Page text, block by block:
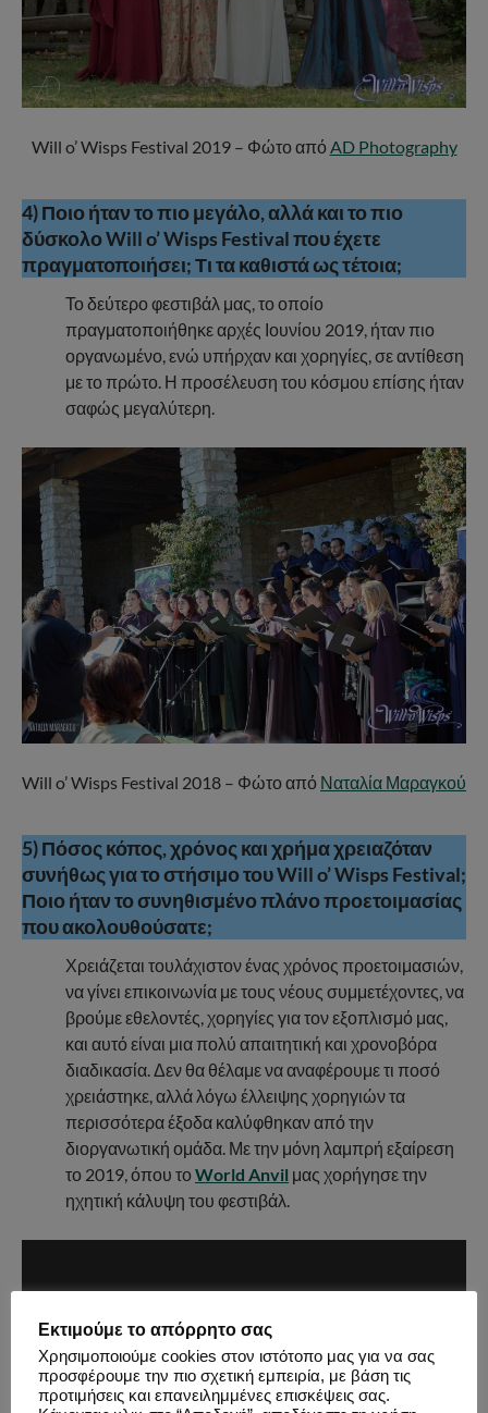
Will o’ Wisps Festival 2019 – Φώτο από AD Photography
4) Ποιο ήταν το πιο μεγάλο, αλλά και το πιο
δύσκολο Will o’ Wisps Festival που έχετε
πραγματοποιήσει; Τι τα καθιστά ως τέτοια;
Το δεύτερο φεστιβάλ μας, το οποίο
πραγματοποιήθηκε αρχές Ιουνίου 2019, ήταν πιο
οργανωμένο, ενώ υπήρχαν και χορηγίες, σε αντίθεση
με το πρώτο. Η προσέλευση του κόσμου επίσης ήταν
σαφώς μεγαλύτερη.
Will o’ Wisps Festival 2018 – Φώτο από Ναταλία Μαραγκού
5) Πόσος κόπος, χρόνος και χρήμα χρειαζόταν
συνήθως για το στήσιμο του Will o’ Wisps Festival;
Ποιο ήταν το συνηθισμένο πλάνο προετοιμασίας
που ακολουθούσατε;
Χρειάζεται τουλάχιστον ένας χρόνος προετοιμασιών,
να γίνει επικοινωνία με τους νέους συμμετέχοντες, να
βρούμε εθελοντές, χορηγίες για τον εξοπλισμό μας,
και αυτό είναι μια πολύ απαιτητική και χρονοβόρα
διαδικασία. Δεν θα θέλαμε να αναφέρουμε τι ποσό
χρειάστηκε, αλλά λόγω έλλειψης χορηγιών τα
περισσότερα έξοδα καλύφθηκαν από την
διοργανωτική ομάδα. Με την μόνη λαμπρή εξαίρεση
το 2019, όπου το World Anvil μας χορήγησε την
ηχητική κάλυψη του φεστιβάλ.
Εκτιμούμε το απόρρητο σας
Χρησιμοποιούμε cookies στον ιστότοπο μας για να σας
προσφέρουμε την πιο σχετική εμπειρία, με βάση τις
προτιμήσεις και επανειλημμένες επισκέψεις σας.